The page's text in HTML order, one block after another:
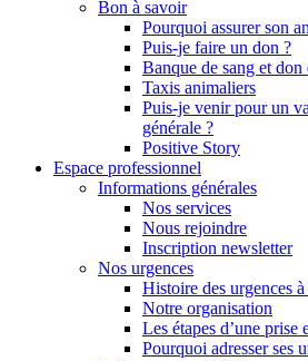
Bon à savoir
Pourquoi assurer son
Puis-je faire un don ?
Banque de sang et don
Taxis animaliers
Puis-je venir pour un
générale ?
Positive Story
Espace professionnel
Informations générales
Nos services
Nous rejoindre
Inscription newsletter
Nos urgences
Histoire des urgences
Notre organisation
Les étapes d’une prise
Pourquoi adresser ses